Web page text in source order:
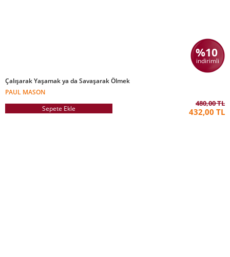
%10
indirimli
Çalışarak Yaşamak ya da Savaşarak Ölmek
PAUL MASON
Sepete Ekle
480,00 TL
432,00 TL